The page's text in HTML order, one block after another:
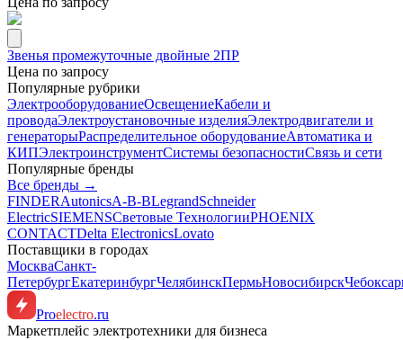
Звенья промежуточные двойные 2ПР
Цена по запросу
Популярные рубрики
ЭлектрооборудованиеОсвещениеКабели и
проводаЭлектроустановочные изделияЭлектродвигатели и
генераторыРаспределительное оборудованиеАвтоматика и
КИПЭлектроинструментСистемы безопасностиСвязь и сети
Популярные бренды
Все бренды →
FINDERAutonicsA-B-BLegrandSchneider
ElectricSIEMENSСветовые ТехнологииPHOENIX
CONTACTDelta ElectronicsLovato
Поставщики в городах
МоскваСанкт-
ПетербургЕкатеринбургЧелябинскПермьНовосибирск
Proelectro.ru
Маркетплейс электротехники для бизнеса